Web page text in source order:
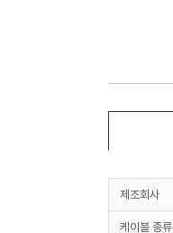
제조회사
케이블 종류